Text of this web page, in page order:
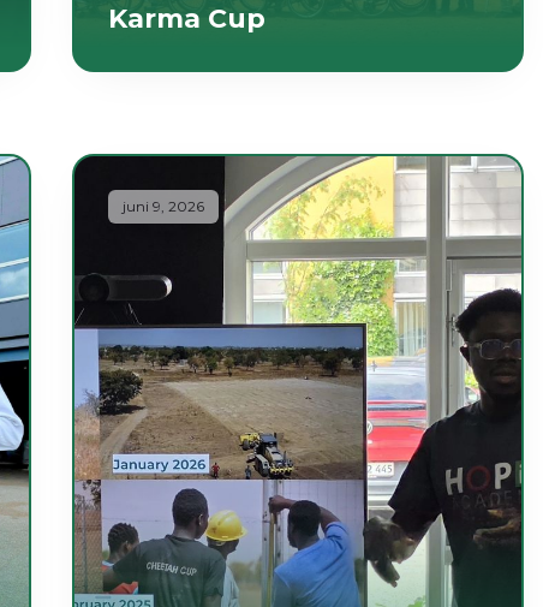
Karma Cup
juni 9, 2026